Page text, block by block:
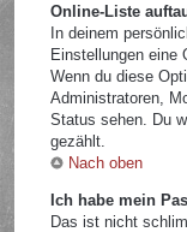
Online-Liste
In deinem
Einstellungen eine
Wenn du diese
Administratoren,
Status sehen. Du
gezählt.
Nach oben
Ich habe mein
Das ist nicht